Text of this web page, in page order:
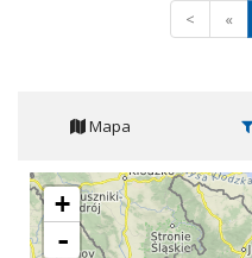
< «
Mapa
+
-